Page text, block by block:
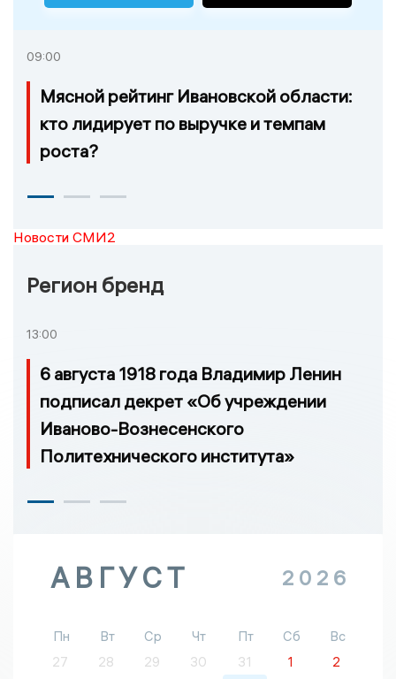
09:00
Мясной рейтинг Ивановской области:
кто лидирует по выручке и темпам
роста?
Новости СМИ2
Регион бренд
13:00
6 августа 1918 года Владимир Ленин
подписал декрет «Об учреждении
Иваново-Вознесенского
Политехнического института»
АВГУСТ 2026
Пн Вт Ср Чт Пт Сб
Вс
27
28 29 30 31 1 2